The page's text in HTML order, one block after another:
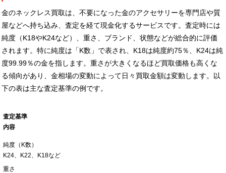
金のネックレス買取は、不要になった金のアクセサリーを専門店や質
屋などへ持ち込み、査定を経て現金化するサービスです。査定時には
純度（K18やK24など）、重さ、ブランド、状態などが総合的に評価
されます。特に純度は「K数」で表され、K18は純度約75％、K24は純
度99.99％の金を指します。重さが大きくなるほど買取価格も高くな
る傾向があり、金相場の変動によって日々買取金額は変動します。以
下の表は主な査定基準の例です。
査定基準
内容
純度（K数）
K24、K22、K18など
重さ